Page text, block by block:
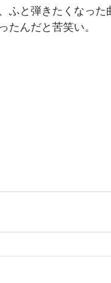
ふと弾きたくなった
たんだと苦笑い。